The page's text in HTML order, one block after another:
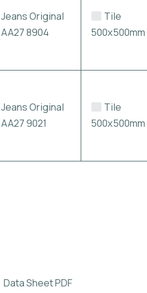
Jeans Original
AA27 8904
Tile
500x500mm
Jeans Original
AA27 9021
Tile
500x500mm
Sheet PDF